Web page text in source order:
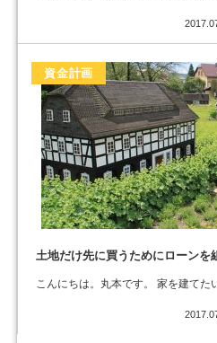
資金計画
土地だけ先に買うためにローン
こんにちは。丸本です。 家を建てた